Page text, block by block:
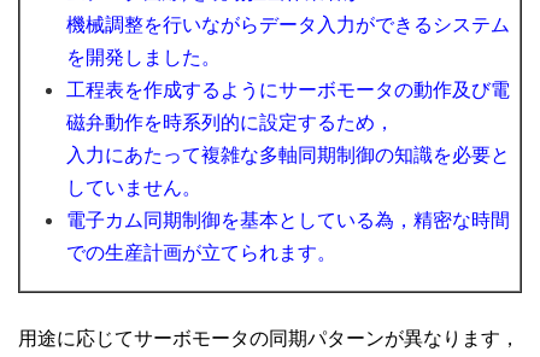
機械調整を行いながらデータ入力ができるシステム
を開発しました。
工程表を作成するようにサーボモータの動作及び電
磁弁動作を時系列的に設定するため，
入力にあたって複雑な多軸同期制御の知識を必要と
していません。
電子カム同期制御を基本としている為，精密な時間
での生産計画が立てられます。
用途に応じてサーボモータの同期パターンが異なります，